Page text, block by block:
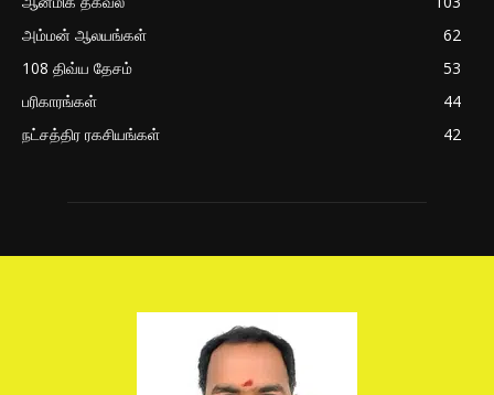
அம்மன் ஆலயங்கள்
62
108 திவ்ய தேசம்
53
பரிகாரங்கள்
44
நட்சத்திர ரகசியங்கள்
42